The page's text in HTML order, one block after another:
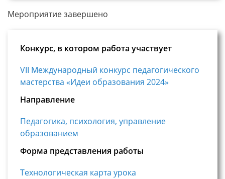
Мероприятие завершено
Конкурс, в котором работа участвует
VII Международный конкурс педагогического
мастерства «Идеи образования 2024»
Направление
Педагогика, психология, управление
образованием
Форма представления работы
Технологическая карта урока